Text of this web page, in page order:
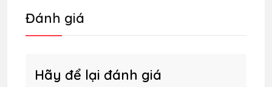
Đánh giá
Hãy để lại đánh giá